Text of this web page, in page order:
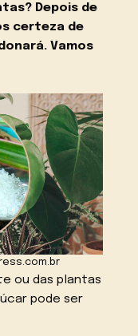
Depois de
certeza de
Vamos
ou das plantas
pode ser